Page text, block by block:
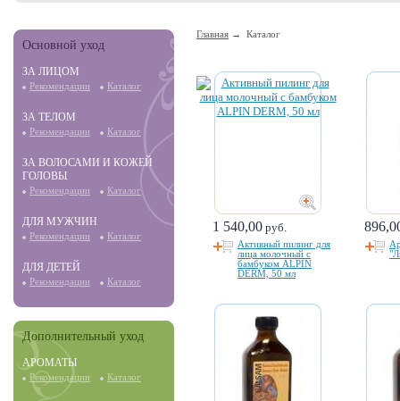
Основной уход
ЗА ЛИЦОМ
Рекомендации Каталог
ЗА ТЕЛОМ
Рекомендации Каталог
ЗА ВОЛОСАМИ И КОЖЕЙ
ГОЛОВЫ
Рекомендации Каталог
ДЛЯ МУЖЧИН
Рекомендации Каталог
ДЛЯ ДЕТЕЙ
Рекомендации Каталог
Дополнительный уход
АРОМАТЫ
Рекомендации Каталог
Главная → Каталог
1 540,00 руб.
Активный пилинг для
лица молочный с
бамбуком ALPIN
DERM, 50 мл